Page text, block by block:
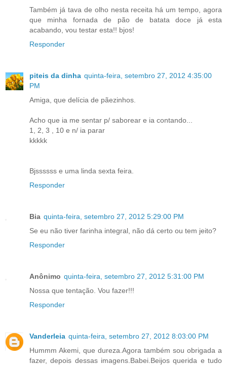
Também já tava de olho nesta receita há um tempo, agora
que minha fornada de pão de batata doce já esta
acabando, vou testar esta!! bjos!
Responder
piteis da dinha quinta-feira, setembro 27, 2012 4:35:00
PM
Amiga, que delícia de pãezinhos.
Acho que ia me sentar p/ saborear e ia contando...
1, 2, 3 , 10 e n/ ia parar
kkkkk
Bjssssss e uma linda sexta feira.
Responder
Bia quinta-feira, setembro 27, 2012 5:29:00 PM
Se eu não tiver farinha integral, não dá certo ou tem jeito?
Responder
Anônimo quinta-feira, setembro 27, 2012 5:31:00 PM
Nossa que tentação. Vou fazer!!!
Responder
Vanderleia quinta-feira, setembro 27, 2012 8:03:00 PM
Hummm Akemi, que dureza.Agora também sou obrigada a
fazer, depois dessas imagens.Babei.Beijos querida e tudo